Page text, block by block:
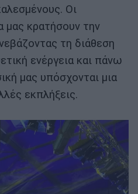
Οι
μας κρατήσουν την
τη διάθεση
ενέργεια και πάνω
μας υπόσχονται μια
εκπλήξεις.